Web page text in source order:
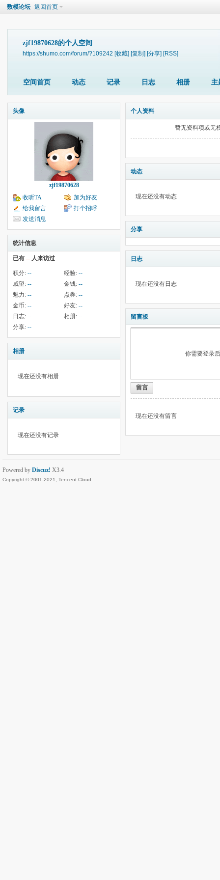
数模论坛 返回首页
zjf19870628的个人空间
https://shumo.com/forum/?109242 [收藏] [复制] [分享] [RSS]
空间首页 动态 记录 日志 相册 主
头像
zjf19870628
收听TA
加为好友
给我留言
打个招呼
发送消息
统计信息
已有 -- 人来访过
积分: -- 经验: --
威望: -- 金钱: --
魅力: -- 点券: --
金币: -- 好友: --
日志: -- 相册: --
分享: --
相册
现在还没有相册
记录
现在还没有记录
个人资料
暂无资料项或无
动态
现在还没有动态
分享
日志
现在还没有日志
留言板
你需要登录
留言
现在还没有留言
Powered by Discuz! X3.4
Copyright © 2001-2021, Tencent Cloud.